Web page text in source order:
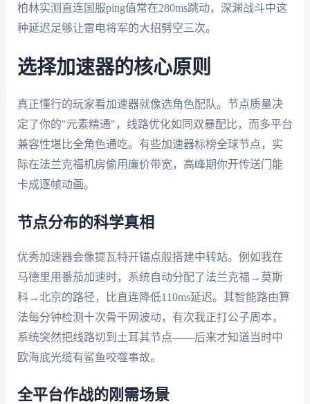
柏林实测直连国服ping值常在280ms跳动，深渊战斗中这
种延迟足够让雷电将军的大招劈空三次。
选择加速器的核心原则
真正懂行的玩家看加速器就像选角色配队。节点质量决
定了你的"元素精通"，线路优化如同双暴配比，而多平台
兼容性堪比全角色通吃。有些加速器标榜全球节点，实
际在法兰克福机房偷用廉价带宽，高峰期你开传送门能
卡成逐帧动画。
节点分布的科学真相
优秀加速器会像提瓦特开锚点般搭建中转站。例如我在
马德里用番茄加速时，系统自动分配了法兰克福→莫斯
科→北京的路径，比直连降低110ms延迟。其智能路由算
法每分钟检测十次骨干网波动，有次我正打公子周本，
系统突然把线路切到土耳其节点——后来才知道当时中
欧海底光缆有鲨鱼咬噬事故。
全平台作战的刚需场景